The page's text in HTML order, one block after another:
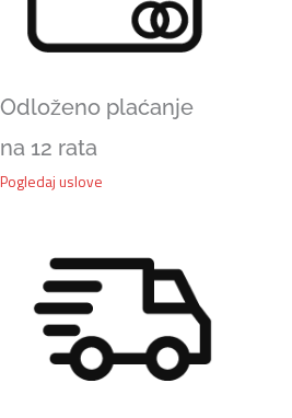
Odloženo plaćanje
na 12 rata
Pogledaj uslove